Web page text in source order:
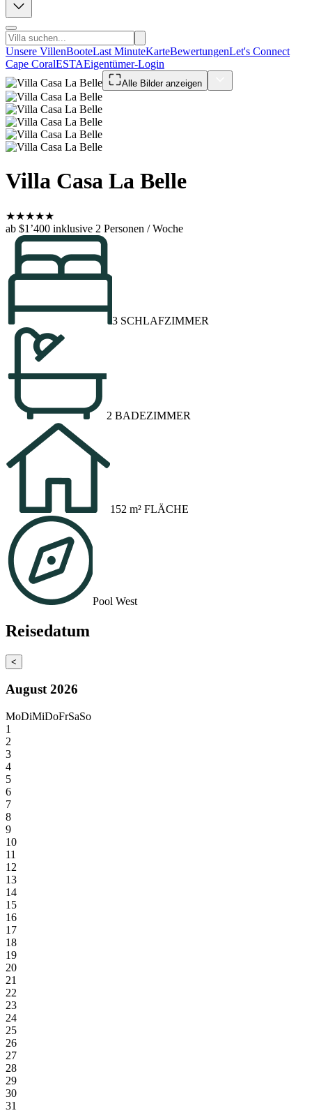
Unsere VillenBooteLast MinuteKarteBewertungenLet's Connect
Cape CoralESTAEigentümer-Login
Alle Bilder anzeigen
Villa Casa La Belle
★★★★★
ab $1’400 inklusive 2 Personen / Woche
3 SCHLAFZIMMER
2 BADEZIMMER
152 m² FLÄCHE
Pool West
Reisedatum
<
August 2026
MoDiMiDoFrSaSo
1
2
3
4
5
6
7
8
9
10
11
12
13
14
15
16
17
18
19
20
21
22
23
24
25
26
27
28
29
30
31